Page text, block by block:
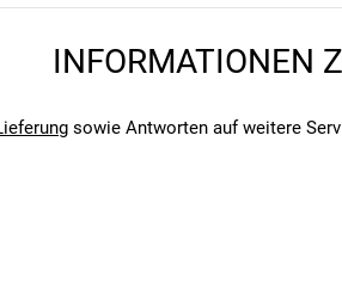
den angegebenen- und den
INFORMATIONEN
sowie Antworten auf weitere